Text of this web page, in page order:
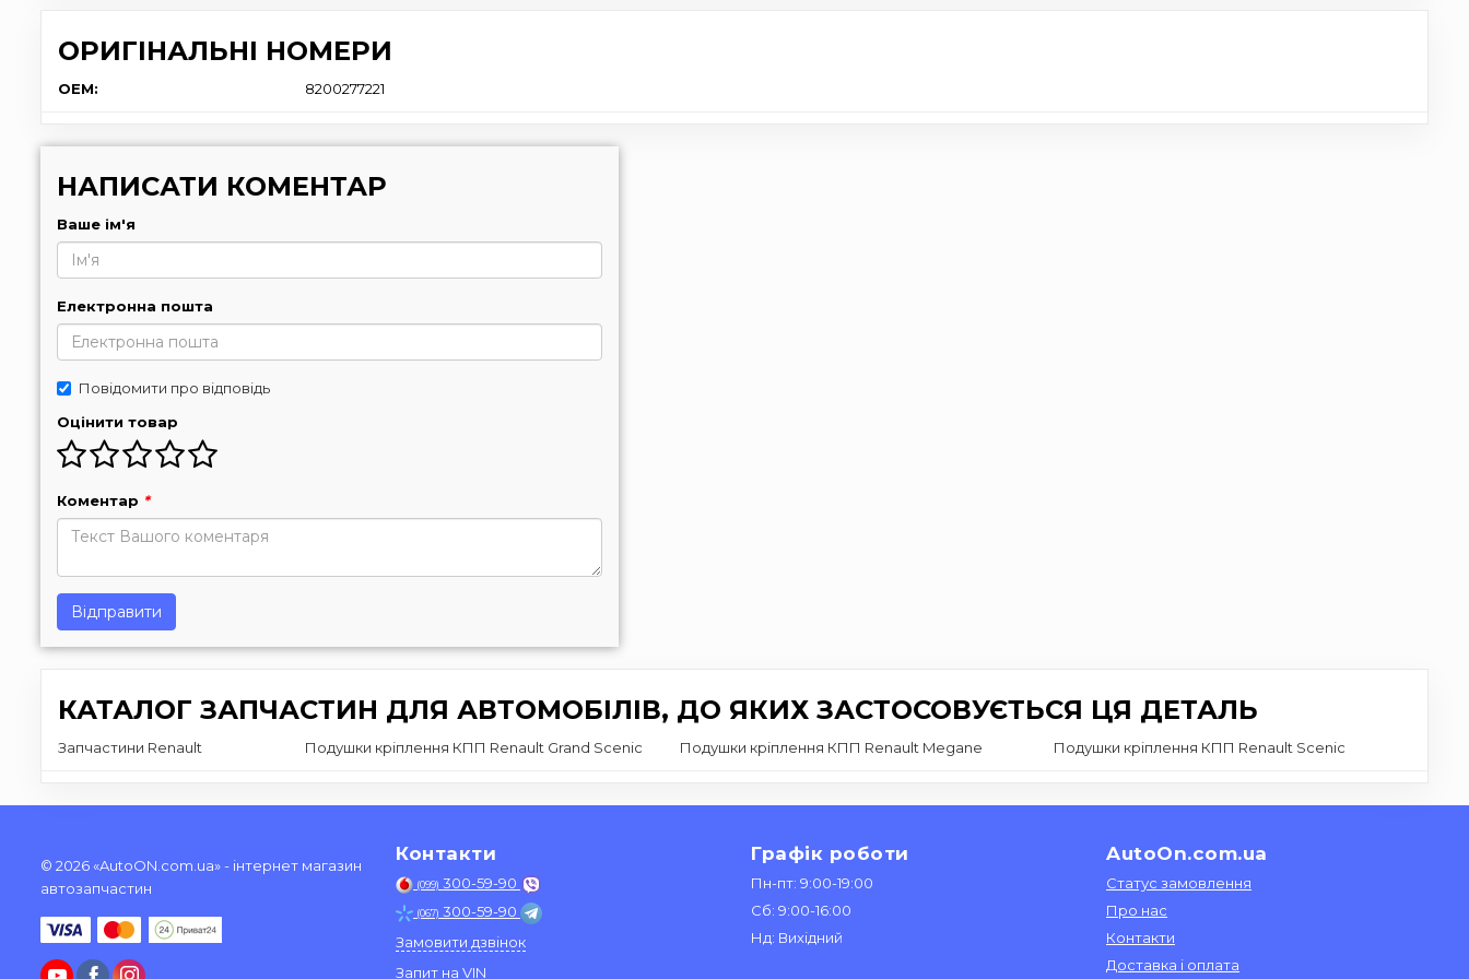
ОРИГІНАЛЬНІ НОМЕРИ
OEM: 8200277221
НАПИСАТИ КОМЕНТАР
Ваше ім'я
Електронна пошта
Повідомити про відповідь
Оцінити товар
Коментар *
Відправити
КАТАЛОГ ЗАПЧАСТИН ДЛЯ АВТОМОБІЛІВ, ДО ЯКИХ ЗАСТОСОВУЄТЬСЯ ЦЯ ДЕТАЛЬ
Запчастини Renault Подушки кріплення КПП Renault Grand Scenic Подушки кріплення КПП Renault Megane Подушки кріплення КПП Renault Scenic
© 2026 «AutoON.com.ua» - інтернет магазин
автозапчастин
Контакти
(099) 300-59-90
(067) 300-59-90
Замовити дзвінок
Запит на VIN
Графік роботи
Пн-пт: 9:00-19:00
Сб: 9:00-16:00
Нд: Вихідний
AutoOn.com.ua
Статус замовлення
Про нас
Контакти
Доставка і оплата